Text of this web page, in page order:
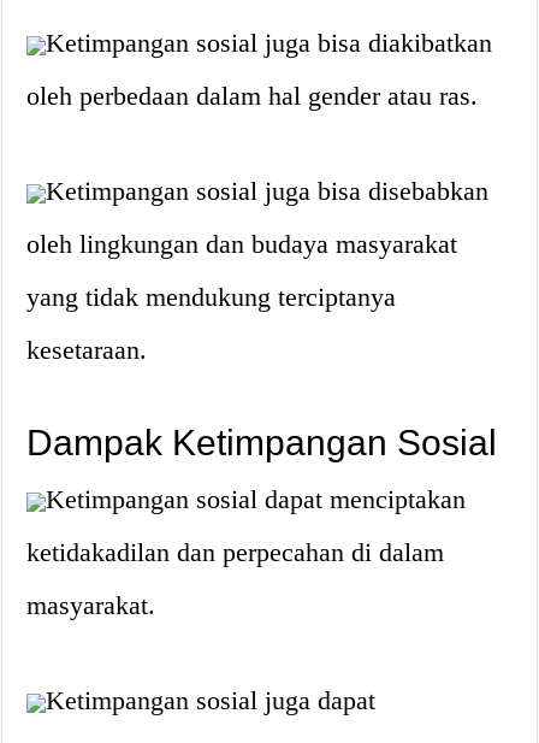
Ketimpangan sosial juga bisa diakibatkan
oleh perbedaan dalam hal gender atau ras.
Ketimpangan sosial juga bisa disebabkan
oleh lingkungan dan budaya masyarakat
yang tidak mendukung terciptanya
kesetaraan.
Dampak Ketimpangan Sosial
Ketimpangan sosial dapat menciptakan
ketidakadilan dan perpecahan di dalam
masyarakat.
Ketimpangan sosial juga dapat